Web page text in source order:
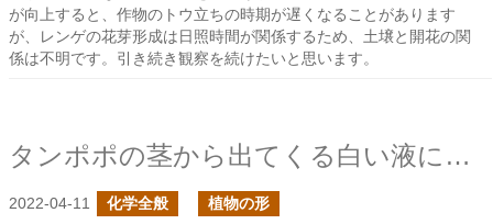
が向上すると、作物のトウ立ちの時期が遅くなることがあります
が、レンゲの花芽形成は日照時間が関係するため、土壌と開花の関
係は不明です。引き続き観察を続けたいと思います。
タンポポの茎から出てくる白い液に触れて大丈夫？
2022-04-11 化学全般 植物の形